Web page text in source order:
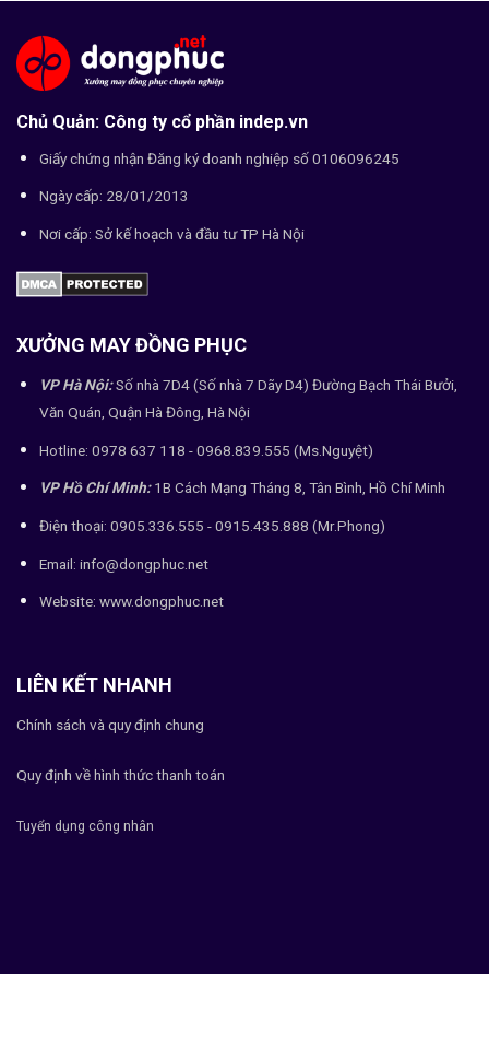
Chủ Quản: Công ty cổ phần indep.vn
Giấy chứng nhận Đăng ký doanh nghiệp số 0106096245
Ngày cấp: 28/01/2013
Nơi cấp: Sở kế hoạch và đầu tư TP Hà Nội
XƯỞNG MAY ĐỒNG PHỤC
VP Hà Nội:Số nhà 7D4 (Số nhà 7 Dãy D4) Đường Bạch Thái Bưởi,
Văn Quán, Quận Hà Đông, Hà Nội
Hotline: 0978 637 118 - 0968.839.555 (Ms.Nguyệt)
VP Hồ Chí Minh:1B Cách Mạng Tháng 8, Tân Bình, Hồ Chí Minh
Điện thoại: 0905.336.555 - 0915.435.888 (Mr.Phong)
Email: info@dongphuc.net
Website: www.dongphuc.net
LIÊN KẾT NHANH
Chính sách và quy định chung
Quy định về hình thức thanh toán
Tuyển dụng công nhân